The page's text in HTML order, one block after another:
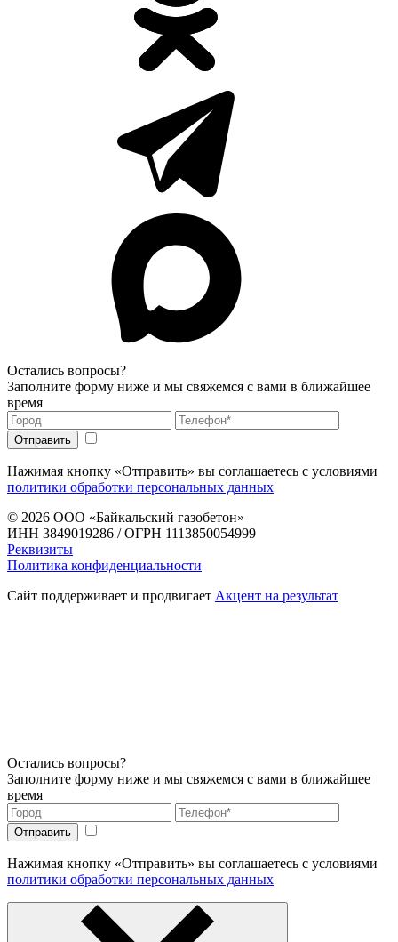
Остались вопросы?
Заполните форму ниже и мы свяжемся с вами в ближайшее
время
Нажимая кнопку «Отправить» вы соглашаетесь с условиями
политики обработки персональных данных
© 2026 ООО «Байкальский газобетон»
ИНН 3849019286 / ОГРН 1113850054999
Реквизиты
Политика конфиденциальности
Сайт поддерживает и продвигает Акцент на результат
Остались вопросы?
Заполните форму ниже и мы свяжемся с вами в ближайшее
время
Нажимая кнопку «Отправить» вы соглашаетесь с условиями
политики обработки персональных данных